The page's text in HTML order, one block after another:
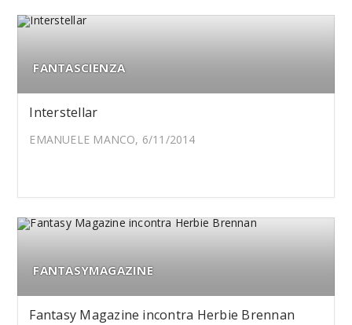
FANTASCIENZA
Interstellar
EMANUELE MANCO, 6/11/2014
FANTASYMAGAZINE
Fantasy Magazine incontra Herbie Brennan